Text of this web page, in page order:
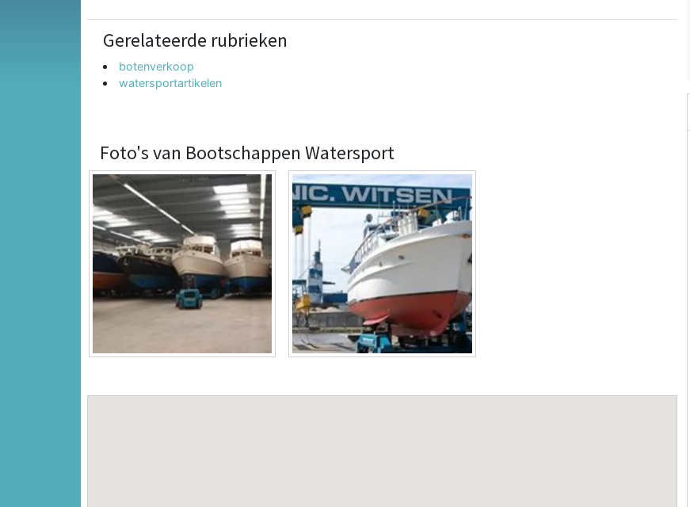
Gerelateerde rubrieken
botenverkoop
watersportartikelen
Foto's van Bootschappen Watersport